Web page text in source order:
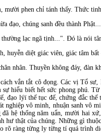
mười phen chỉ tánh thấy. Thức
đạo, chúng sanh đều thành
lạc ngã tịnh...". Ðó là nói
huyễn diệt giác viên, giác tâm
nhân. Thuyền không đáy, đàn
vắn tắt cô đọng. Các vị Tổ
hiểu biết hết sức phong phú.
đạo lýï thế tục đế, chứng đắc
nghiệp vô minh, nhuận sanh vô
hệ thống năm uẩn, mười hai
hư thật của chúng. Những gì
rõ ràng từng ly từng tí quá trình